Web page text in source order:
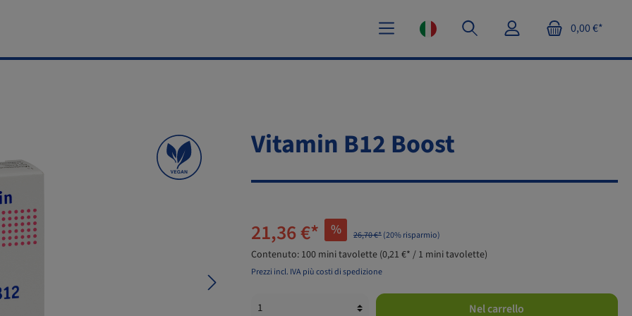
0,00 €*
Vitamin B12 Boost
21,36 €* % 26,70 €*(20% risparmio)
Contenuto: 100 mini tavolette (0,21 €* / 1 mini tavolette)
Prezzi incl. IVA più costi di spedizione
Nel carrello